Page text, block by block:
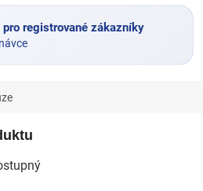
pro registrované zákazníky